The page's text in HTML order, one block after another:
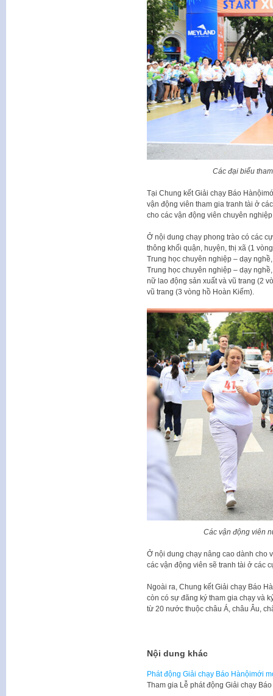
Các đại biểu
Tại Chung kết Giải chạy Báo
vận động viên tham gia tranh tài ở
cho các vận động viên chuyên
Ở nội dung chạy phong trào có các
thông khối quận, huyện, thị xã (1
Trung học chuyên nghiệp – dạy
Trung học chuyên nghiệp – dạy
nữ lao động sản xuất và vũ trang (2
vũ trang (3 vòng hồ Hoàn Kiếm).
Các vận động viên
Ở nội dung chạy nâng cao dành cho
các vận động viên sẽ tranh tài ở các
Ngoài ra, Chung kết Giải chạy Báo
còn có sự đăng ký tham gia chạy và
từ 20 nước thuộc châu Á, châu Âu,
Nội dung khác
Phát động Giải chạy Báo Hànộimới
Tham gia Lễ phát động Giải chạy